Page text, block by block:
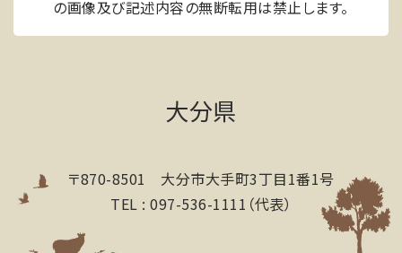
の画像及び記述内容の無断転用は禁止します。
大分県
〒870-8501 大分市大手町3丁目1番1号
TEL : 097-536-1111（代表）